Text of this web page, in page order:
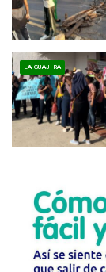
LA GUAJIRA